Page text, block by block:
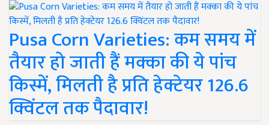
Pusa Corn Varieties: कम समय में
तैयार हो जाती हैं मक्का की ये पांच
किस्में, मिलती है प्रति हेक्टेयर 126.6
क्विंटल तक पैदावार!